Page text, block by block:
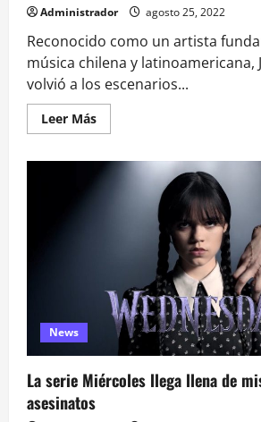
Administrador agosto 25, 2022
Reconocido como un artista
música chilena y latinoamericana,
volvió a los escenarios...
Leer MásLeer
más
Joe
Vasconcellos
Mar
Quillota
News
La serie Miércoles llega llena de
asesinatos